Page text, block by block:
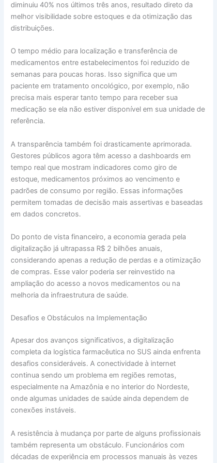
diminuiu 40% nos últimos três anos, resultado direto da
melhor visibilidade sobre estoques e da otimização das
distribuições.
O tempo médio para localização e transferência de
medicamentos entre estabelecimentos foi reduzido de
semanas para poucas horas. Isso significa que um
paciente em tratamento oncológico, por exemplo, não
precisa mais esperar tanto tempo para receber sua
medicação se ela não estiver disponível em sua unidade de
referência.
A transparência também foi drasticamente aprimorada.
Gestores públicos agora têm acesso a dashboards em
tempo real que mostram indicadores como giro de
estoque, medicamentos próximos ao vencimento e
padrões de consumo por região. Essas informações
permitem tomadas de decisão mais assertivas e baseadas
em dados concretos.
Do ponto de vista financeiro, a economia gerada pela
digitalização já ultrapassa R$ 2 bilhões anuais,
considerando apenas a redução de perdas e a otimização
de compras. Esse valor poderia ser reinvestido na
ampliação do acesso a novos medicamentos ou na
melhoria da infraestrutura de saúde.
Desafios e Obstáculos na Implementação
Apesar dos avanços significativos, a digitalização
completa da logística farmacêutica no SUS ainda enfrenta
desafios consideráveis. A conectividade à internet
continua sendo um problema em regiões remotas,
especialmente na Amazônia e no interior do Nordeste,
onde algumas unidades de saúde ainda dependem de
conexões instáveis.
A resistência à mudança por parte de alguns profissionais
também representa um obstáculo. Funcionários com
décadas de experiência em processos manuais às vezes